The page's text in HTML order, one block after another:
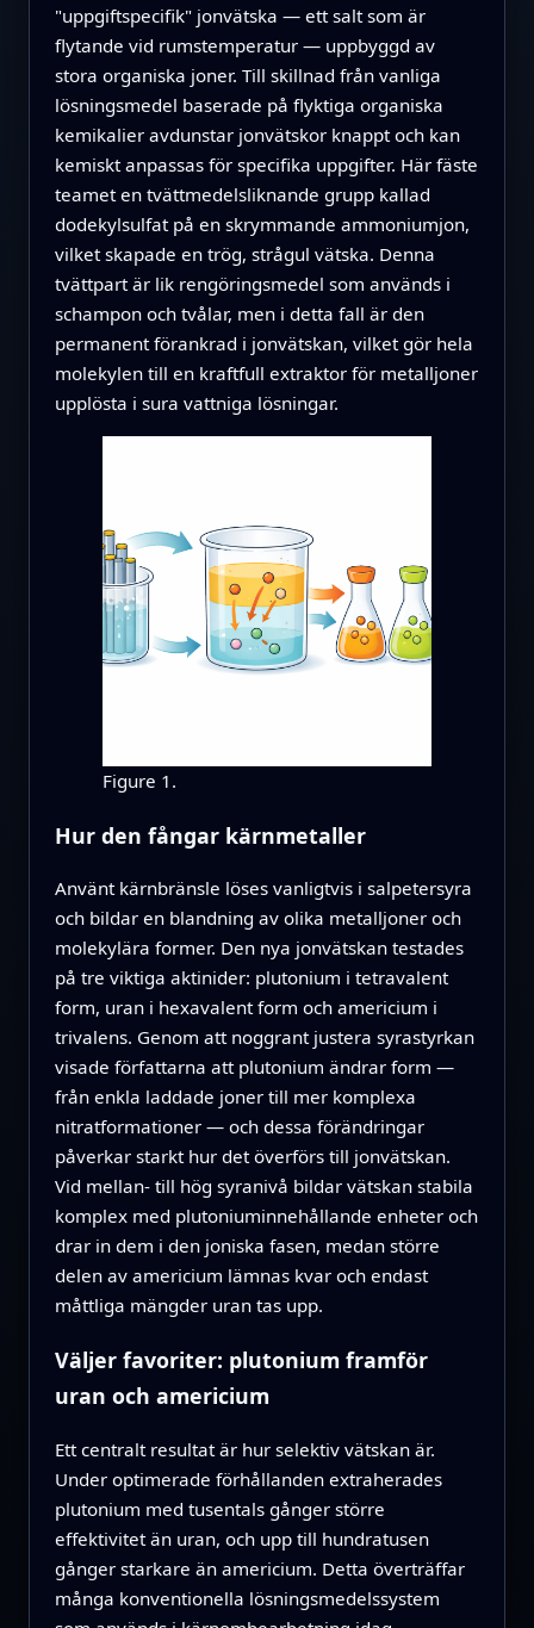
"uppgiftspecifik" jonvätska — ett salt som är
flytande vid rumstemperatur — uppbyggd av
stora organiska joner. Till skillnad från vanliga
lösningsmedel baserade på flyktiga organiska
kemikalier avdunstar jonvätskor knappt och kan
kemiskt anpassas för specifika uppgifter. Här fäste
teamet en tvättmedelsliknande grupp kallad
dodekylsulfat på en skrymmande ammoniumjon,
vilket skapade en trög, strågul vätska. Denna
tvättpart är lik rengöringsmedel som används i
schampon och tvålar, men i detta fall är den
permanent förankrad i jonvätskan, vilket gör hela
molekylen till en kraftfull extraktor för metalljoner
upplösta i sura vattniga lösningar.
Figure 1.
Hur den fångar kärnmetaller
Använt kärnbränsle löses vanligtvis i salpetersyra
och bildar en blandning av olika metalljoner och
molekylära former. Den nya jonvätskan testades
på tre viktiga aktinider: plutonium i tetravalent
form, uran i hexavalent form och americium i
trivalens. Genom att noggrant justera syrastyrkan
visade författarna att plutonium ändrar form —
från enkla laddade joner till mer komplexa
nitratformationer — och dessa förändringar
påverkar starkt hur det överförs till jonvätskan.
Vid mellan- till hög syranivå bildar vätskan stabila
komplex med plutoniuminnehållande enheter och
drar in dem i den joniska fasen, medan större
delen av americium lämnas kvar och endast
måttliga mängder uran tas upp.
Väljer favoriter: plutonium framför
uran och americium
Ett centralt resultat är hur selektiv vätskan är.
Under optimerade förhållanden extraherades
plutonium med tusentals gånger större
effektivitet än uran, och upp till hundratusen
gånger starkare än americium. Detta överträffar
många konventionella lösningsmedelssystem